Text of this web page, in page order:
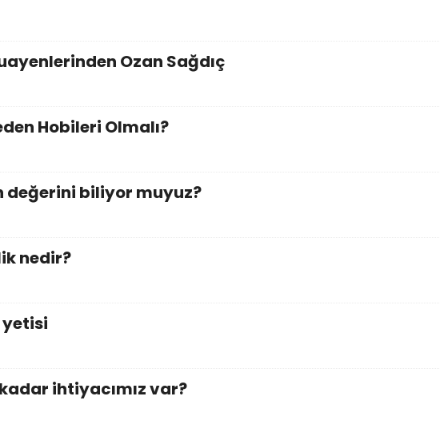
Ozan Sağdıç
Hobileri Olmalı?
değerini biliyor muyuz?
nedir?
ihtiyacımız var?